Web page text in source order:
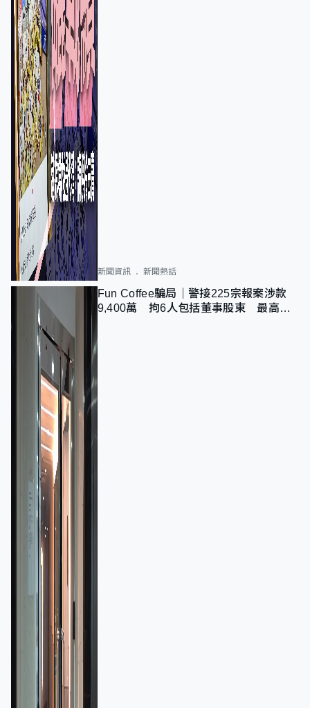
新聞資訊 新聞熱話
Fun Coffee騙局｜警接225宗報案涉款
9,400萬 拘6人包括董事股東 最高金